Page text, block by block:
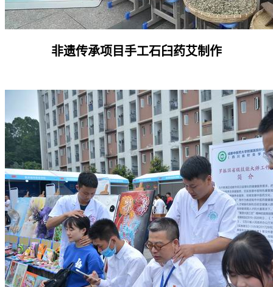
非遗传承项目手工石臼药艾制作